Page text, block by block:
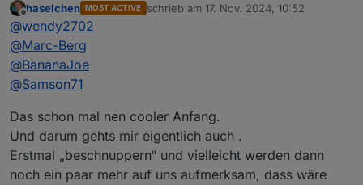
Hannover ist nicht wirklich meine Ecke aber da ich
beruflich viel in Deutschland unterwegs bin könnte
Offline
haselchen MOST ACTIVE schrieb am 17. Nov. 2024, 10:52
zuletzt editiert von
@wendy2702
@Marc-Berg
@BananaJoe
@Samson71
Das schon mal nen cooler Anfang.
Und darum gehts mir eigentlich auch .
Erstmal „beschnuppern“ und vielleicht werden dann
noch ein paar mehr auf uns aufmerksam, dass wäre